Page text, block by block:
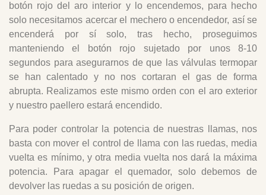
botón rojo del aro interior y lo encendemos, para hecho
solo necesitamos acercar el mechero o encendedor, así se
encenderá por sí solo, tras hecho, proseguimos
manteniendo el botón rojo sujetado por unos 8-10
segundos para asegurarnos de que las válvulas termopar
se han calentado y no nos cortaran el gas de forma
abrupta. Realizamos este mismo orden con el aro exterior
y nuestro paellero estará encendido.
Para poder controlar la potencia de nuestras llamas, nos
basta con mover el control de llama con las ruedas, media
vuelta es mínimo, y otra media vuelta nos dará la máxima
potencia. Para apagar el quemador, solo debemos de
devolver las ruedas a su posición de origen.